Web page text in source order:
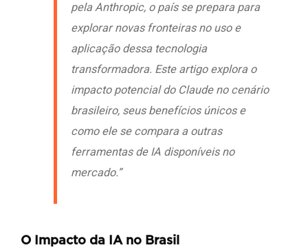
pela Anthropic, o país se prepara para
explorar novas fronteiras no uso e
aplicação dessa tecnologia
transformadora. Este artigo explora o
impacto potencial do Claude no cenário
brasileiro, seus benefícios únicos e
como ele se compara a outras
ferramentas de IA disponíveis no
mercado.”
O Impacto da IA no Brasil